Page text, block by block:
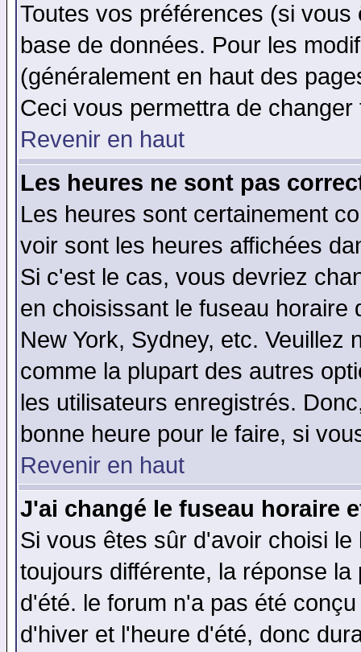
Toutes vos préférences (si
base de données. Pour les
(généralement en haut des
Ceci vous permettra de
Revenir en haut
Les heures ne sont pas
Les heures sont certainement
voir sont les heures affichées
Si c'est le cas, vous devriez
en choisissant le fuseau
New York, Sydney, etc. Veuillez
comme la plupart des autres
les utilisateurs enregistrés.
bonne heure pour le faire, si
Revenir en haut
J'ai changé le fuseau horaire
Si vous êtes sûr d'avoir choisi
toujours différente, la réponse
d'été. le forum n'a pas été
d'hiver et l'heure d'été, donc